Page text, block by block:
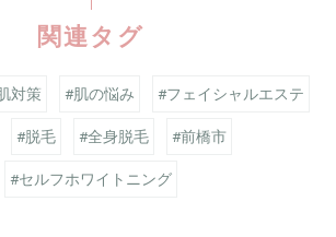
関連タグ
対策 #肌の悩み #フェイシャルエステ
#脱毛 #全身脱毛 #前橋市
#セルフホワイトニング